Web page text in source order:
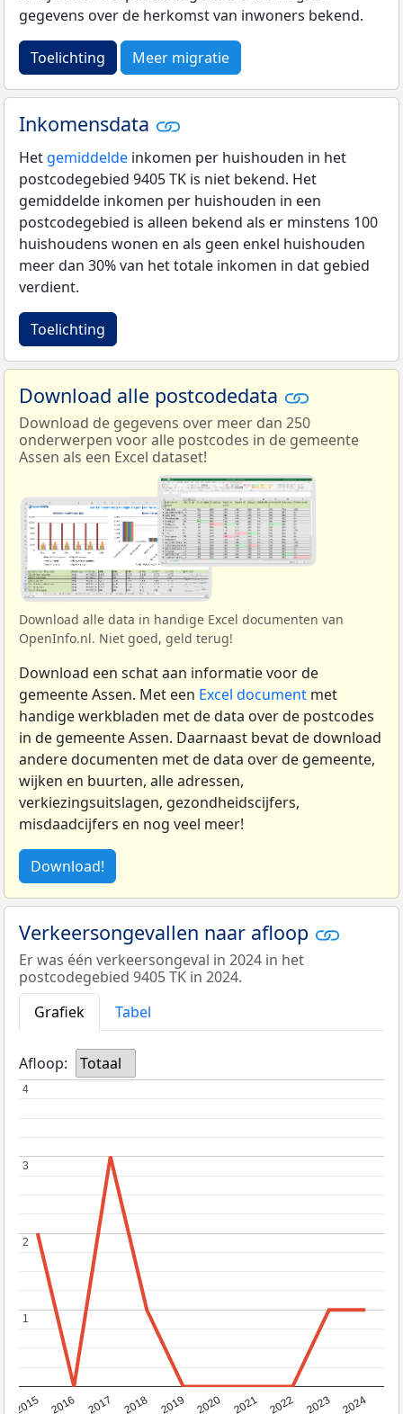
gegevens over de herkomst van inwoners bekend.
Toelichting Meer migratie
Inkomensdata
Het gemiddelde inkomen per huishouden in het
postcodegebied 9405 TK is niet bekend. Het
gemiddelde inkomen per huishouden in een
postcodegebied is alleen bekend als er minstens 100
huishoudens wonen en als geen enkel huishouden
meer dan 30% van het totale inkomen in dat gebied
verdient.
Toelichting
Download alle postcodedata
Download de gegevens over meer dan 250
onderwerpen voor alle postcodes in de gemeente
Assen als een Excel dataset!
Download alle data in handige Excel documenten van
OpenInfo.nl. Niet goed, geld terug!
Download een schat aan informatie voor de
gemeente Assen. Met een Excel document met
handige werkbladen met de data over de postcodes
in de gemeente Assen. Daarnaast bevat de download
andere documenten met de data over de gemeente,
wijken en buurten, alle adressen,
verkiezingsuitslagen, gezondheidscijfers,
misdaadcijfers en nog veel meer!
Download!
Verkeersongevallen naar afloop
Er was één verkeersongeval in 2024 in het
postcodegebied 9405 TK in 2024.
Grafiek
Tabel
Afloop: Totaal
2015 2016 2017 2018 2019 2020 2021 2022 2023 2024
1
1
2
2
3
3
4
4